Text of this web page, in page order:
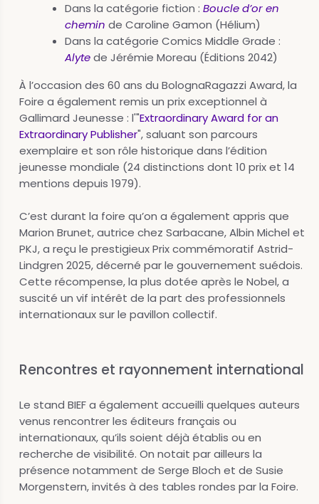
Dans la catégorie fiction : Boucle d’or en
chemin de Caroline Gamon (Hélium)
Dans la catégorie Comics Middle Grade :
Alytede Jérémie Moreau (Éditions 2042)
À l’occasion des 60 ans du BolognaRagazzi Award, la
Foire a également remis un prix exceptionnel à
Gallimard Jeunesse : l'"Extraordinary Award for an
Extraordinary Publisher", saluant son parcours
exemplaire et son rôle historique dans l’édition
jeunesse mondiale (24 distinctions dont 10 prix et 14
mentions depuis 1979).
C’est durant la foire qu’on a également appris que
Marion Brunet, autrice chez Sarbacane, Albin Michel et
PKJ, a reçu le prestigieux Prix commémoratif Astrid-
Lindgren 2025, décerné par le gouvernement suédois.
Cette récompense, la plus dotée après le Nobel, a
suscité un vif intérêt de la part des professionnels
internationaux sur le pavillon collectif.
Rencontres et rayonnement international
Le stand BIEF a également accueilli quelques auteurs
venus rencontrer les éditeurs français ou
internationaux, qu’ils soient déjà établis ou en
recherche de visibilité. On notait par ailleurs la
présence notamment de Serge Bloch et de Susie
Morgenstern, invités à des tables rondes par la Foire.